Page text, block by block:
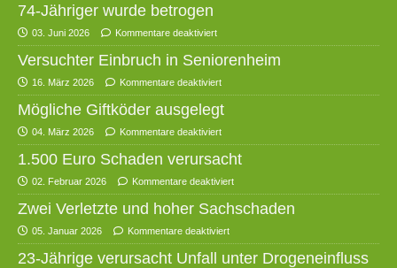
74-Jähriger wurde betrogen
03. Juni 2026 Kommentare deaktiviert
Versuchter Einbruch in Seniorenheim
16. März 2026 Kommentare deaktiviert
Mögliche Giftköder ausgelegt
04. März 2026 Kommentare deaktiviert
1.500 Euro Schaden verursacht
02. Februar 2026 Kommentare deaktiviert
Zwei Verletzte und hoher Sachschaden
05. Januar 2026 Kommentare deaktiviert
23-Jährige verursacht Unfall unter Drogeneinfluss